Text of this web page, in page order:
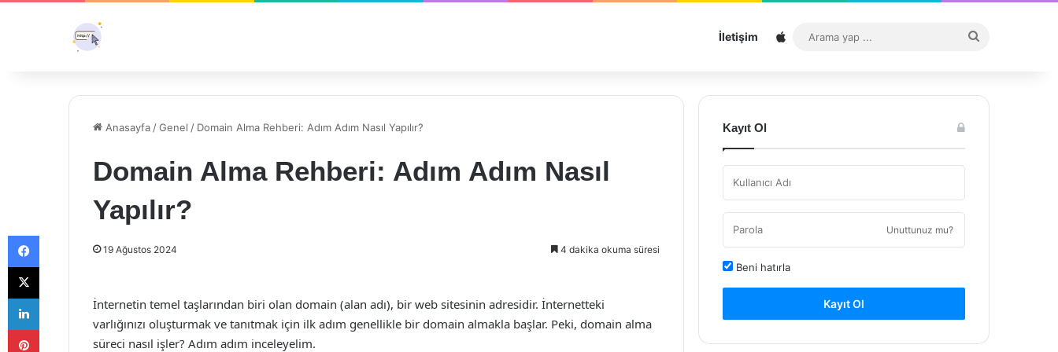
İletişim Sitemap
...
Anasayfa /Genel / Domain Alma Rehberi: Adım Adım Nasıl Yapılır?
Domain Alma Rehberi: Adım Adım Nasıl
Yapılır?
19 Ağustos 2024 4 dakika okuma süresi
İnternetin temel taşlarından biri olan domain (alan adı), bir web sitesinin adresidir. İnternetteki
varlığınızı oluşturmak ve tanıtmak için ilk adım genellikle bir domain almakla başlar. Peki, domain alma
süreci nasıl işler? Adım adım inceleyelim.
Kayıt Ol
Unuttunuz mu?
Beni hatırla
Kayıt Ol
Facebook
X
LinkedIn
Pinterest